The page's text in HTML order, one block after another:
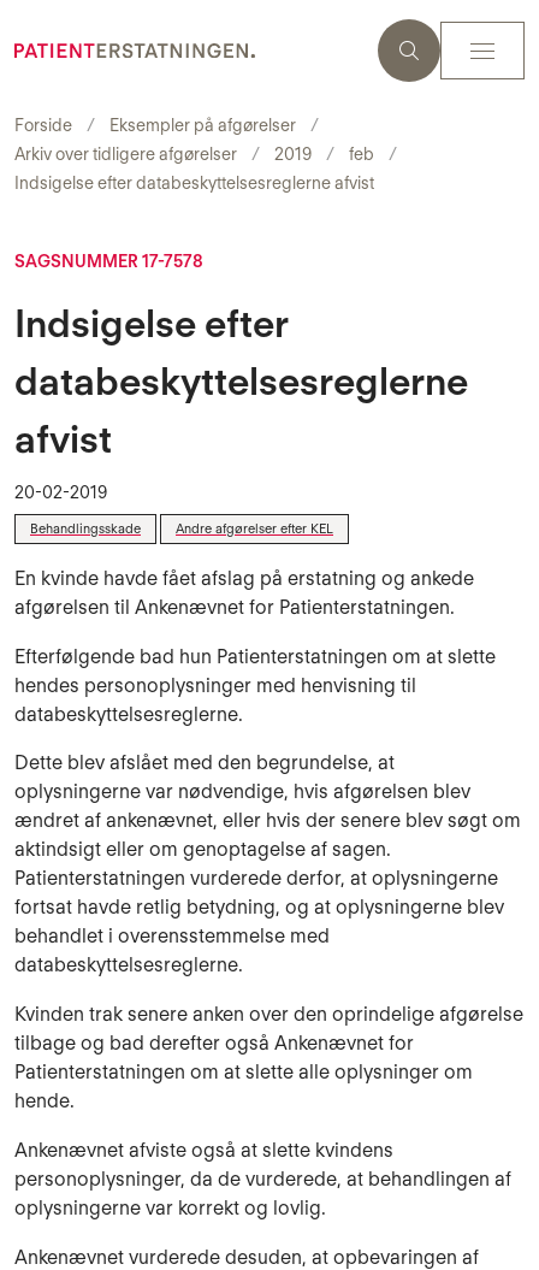
Forside
Eksempler på afgørelser
Arkiv over tidligere afgørelser
2019
feb
Indsigelse efter databeskyttelsesreglerne afvist
SAGSNUMMER 17-7578
Indsigelse efter
databeskyttelsesreglerne
afvist
20-02-2019
Behandlingsskade Andre afgørelser efter KEL
En kvinde havde fået afslag på erstatning og ankede
afgørelsen til Ankenævnet for Patienterstatningen.
Efterfølgende bad hun Patienterstatningen om at slette
hendes personoplysninger med henvisning til
databeskyttelsesreglerne.
Dette blev afslået med den begrundelse, at
oplysningerne var nødvendige, hvis afgørelsen blev
ændret af ankenævnet, eller hvis der senere blev søgt om
aktindsigt eller om genoptagelse af sagen.
Patienterstatningen vurderede derfor, at oplysningerne
fortsat havde retlig betydning, og at oplysningerne blev
behandlet i overensstemmelse med
databeskyttelsesreglerne.
Kvinden trak senere anken over den oprindelige afgørelse
tilbage og bad derefter også Ankenævnet for
Patienterstatningen om at slette alle oplysninger om
hende.
Ankenævnet afviste også at slette kvindens
personoplysninger, da de vurderede, at behandlingen af
oplysningerne var korrekt og lovlig.
Ankenævnet vurderede desuden, at opbevaringen af